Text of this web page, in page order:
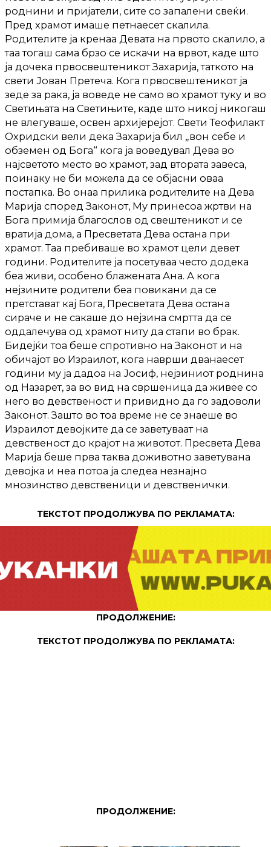
роднини и пријатели, сите со запалени свеќи.
Пред храмот имаше петнаесет скалила.
Родителите ја кренаа Девата на првото скалило, а
таа тогаш сама брзо се искачи на врвот, каде што
ја дочека првосвештеникот Захарија, таткото на
свети Јован Претеча. Кога првосвештеникот ја
зеде за рака, ја воведе не само во храмот туку и во
Светињата на Светињите, каде што никој никогаш
не влегуваше, освен архијерејот. Свети Теофилакт
Охридски вели дека Захарија бил „вон себе и
обземен од Бога“ кога ја воведувал Дева во
најсветото место во храмот, зад втората завеса,
поинаку не би можела да се објасни оваа
постапка. Во онаа прилика родителите на Дева
Марија според Законот, Му принесоа жртви на
Бога примија благослов од свештеникот и се
вратија дома, а Пресветата Дева остана при
храмот. Таа пребиваше во храмот цели девет
години. Родителите ја посетуваа често додека
беа живи, особено блажената Ана. А кога
нејзините родители беа повикани да се
претстават кај Бога, Пресветата Дева остана
сираче и не сакаше до нејзина смртта да се
оддалечува од храмот ниту да стапи во брак.
Бидејќи тоа беше спротивно на Законот и на
обичајот во Израилот, кога наврши дванаесет
години му ја дадоа на Јосиф, нејзиниот роднина
од Назарет, за во вид на свршеница да живее со
него во девственост и привидно да го задоволи
Законот. Зашто во тоа време не се знаеше во
Израилот девојките да се заветуваат на
девственост до крајот на животот. Пресвета Дева
Марија беше прва таква доживотно заветувана
девојка и неа потоа ја следеа незнајно
мнозинство девственици и девственички.
ТЕКСТОТ ПРОДОЛЖУВА ПО РЕКЛАМАТА:
ПРОДОЛЖЕНИЕ:
ТЕКСТОТ ПРОДОЛЖУВА ПО РЕКЛАМАТА:
ПРОДОЛЖЕНИЕ: